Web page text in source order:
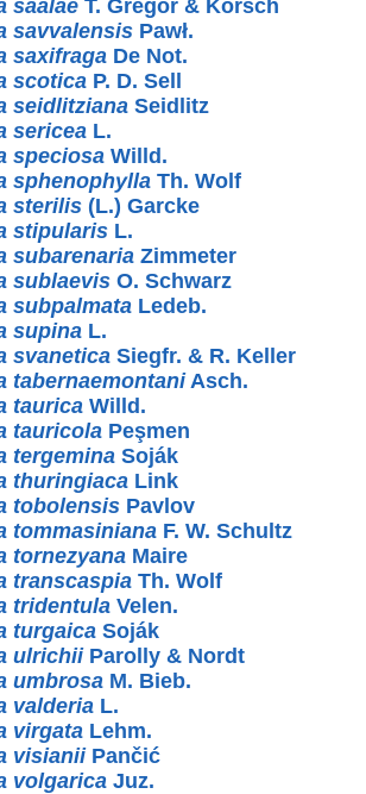
saalae T. Gregor & Korsch
savvalensis Pawł.
saxifraga De Not.
scotica P. D. Sell
seidlitziana Seidlitz
sericea L.
speciosa Willd.
sphenophylla Th. Wolf
sterilis (L.) Garcke
stipularis L.
subarenaria Zimmeter
sublaevis O. Schwarz
subpalmata Ledeb.
supina L.
svanetica Siegfr. & R. Keller
tabernaemontaniAsch.
taurica Willd.
tauricola Peşmen
tergemina Soják
thuringiaca Link
tobolensis Pavlov
tommasiniana F. W. Schultz
tornezyana Maire
transcaspia Th. Wolf
tridentula Velen.
turgaica Soják
ulrichiiParolly & Nordt
umbrosa M. Bieb.
valderia L.
virgata Lehm.
visianiiPančić
volgarica Juz.